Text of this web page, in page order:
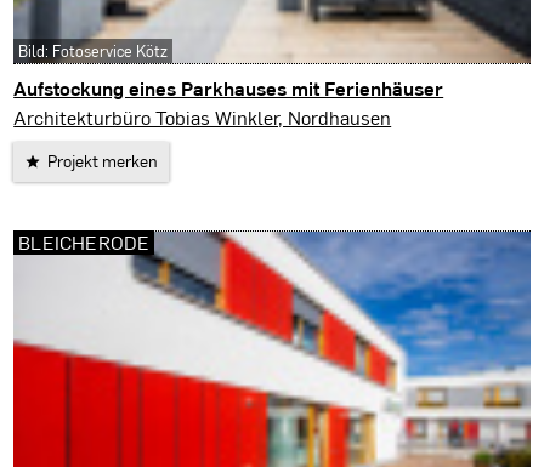
Aufstockung eines Parkhauses mit Ferienhäuser
Nordhausen
Architekturbüro Tobias Winkler, Nordhausen
Projekt merken
Bild: Fotoservice Kötz
BLEICHERODE